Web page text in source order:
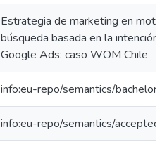
Estrategia de marketing en
búsqueda basada en la intención
Google Ads: caso WOM Chile
info:eu-repo/semantics/
info:eu-repo/semantics/